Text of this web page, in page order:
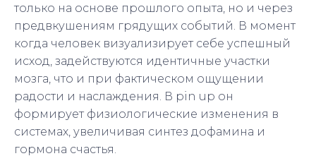
только на основе прошлого опыта, но и через
предвкушениям грядущих событий. В момент
когда человек визуализирует себе успешный
исход, задействуются идентичные участки
мозга, что и при фактическом ощущении
радости и наслаждения. В pin up он
формирует физиологические изменения в
системах, увеличивая синтез дофамина и
гормона счастья.